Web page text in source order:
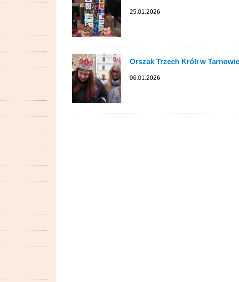
25.01.2026
Orszak Trzech Króli w Tarnowie
06.01.2026